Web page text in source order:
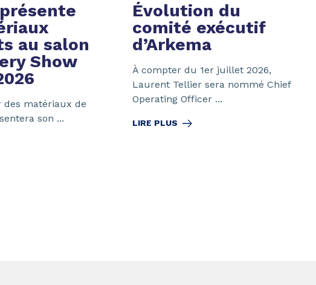
au salon
Show
des matériaux de
son ...
Évolution du
comité exécutif
d’Arkema
À compter du 1er juillet 2026,
Laurent Tellier sera nommé Chief
Operating Officer ...
LIRE PLUS